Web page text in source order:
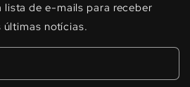
lista de e-mails para receber
últimas notícias.